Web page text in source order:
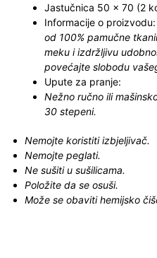
Jastučnica 50 x 70 (2
Informacije o proizvodu:
od 100% pamučne
meku i izdržljivu
povećajte slobodu
Upute za pranje:
Nežno ručno ili
30 stepeni.
Nemojte koristiti izbjeljivač.
Nemojte peglati.
Ne sušiti u sušilicama.
Položite da se osuši.
Može se obaviti hemijsko